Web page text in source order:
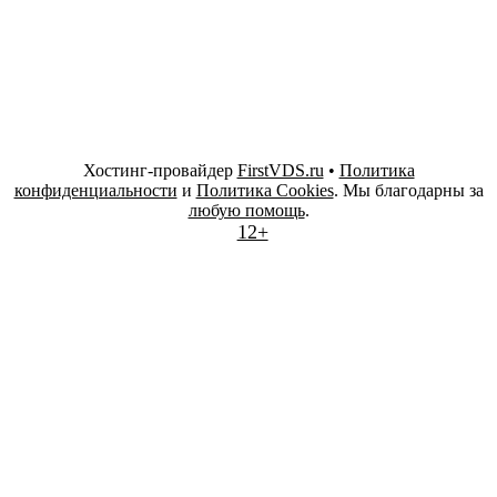
Хостинг-провайдер FirstVDS.ru • Политика
конфиденциальности и Политика Cookies. Мы благодарны за
любую помощь.
12+